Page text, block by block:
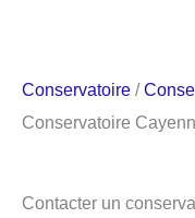
Conservatoire /
Conservatoire
Contacter un